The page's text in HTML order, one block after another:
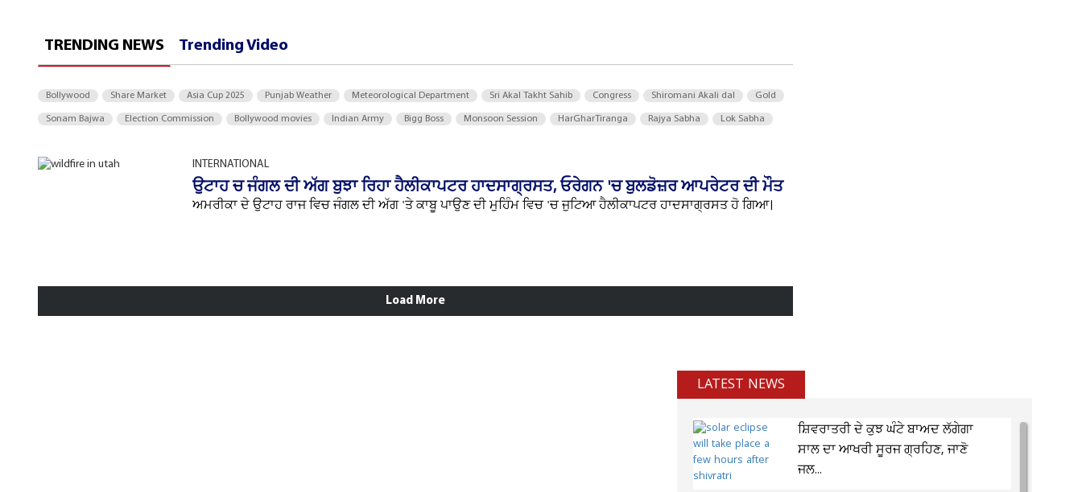
TRENDING NEWS Trending Video
Bollywood Share Market Asia Cup 2025 Punjab Weather Meteorological Department Sri Akal Takht Sahib Congress Shiromani Akali dal Gold
Sonam Bajwa Election Commission Bollywood movies Indian Army Bigg Boss Monsoon Session HarGharTiranga Rajya Sabha Lok Sabha
INTERNATIONAL
ਉਟਾਹ ਚ ਜੰਗਲ ਦੀ ਅੱਗ ਬੁਝਾ ਰਿਹਾ ਹੈਲੀਕਾਪਟਰ ਹਾਦਸਾਗ੍ਰਸਤ, ਓਰੇਗਨ 'ਚ ਬੁਲਡੋਜ਼ਰ ਆਪਰੇਟਰ ਦੀ ਮੌਤ
ਅਮਰੀਕਾ ਦੇ ਉਟਾਹ ਰਾਜ ਵਿਚ ਜੰਗਲ ਦੀ ਅੱਗ 'ਤੇ ਕਾਬੂ ਪਾਉਣ ਦੀ ਮੁਹਿੰਮ ਵਿਚ 'ਚ ਜੁਟਿਆ ਹੈਲੀਕਾਪਟਰ ਹਾਦਸਾਗ੍ਰਸਤ ਹੋ ਗਿਆ।
Load More
LATEST NEWS
ਸ਼ਿਵਰਾਤਰੀ ਦੇ ਕੁਝ ਘੰਟੇ ਬਾਅਦ ਲੱਗੇਗਾ
ਸਾਲ ਦਾ ਆਖਰੀ ਸੂਰਜ ਗ੍ਰਹਿਣ, ਜਾਣੋ
ਜਲ...